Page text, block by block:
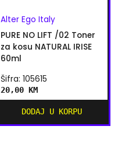
Alter Ego Italy
PURE NO LIFT /02 Toner
za kosu NATURAL IRISE
60ml
Šifra: 105615
20,00 KM
DODAJ U KORPU